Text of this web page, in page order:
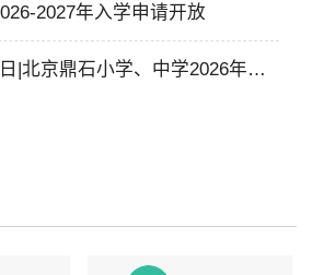
2027年入学申请开放
|北京鼎石小学、中学2026年秋